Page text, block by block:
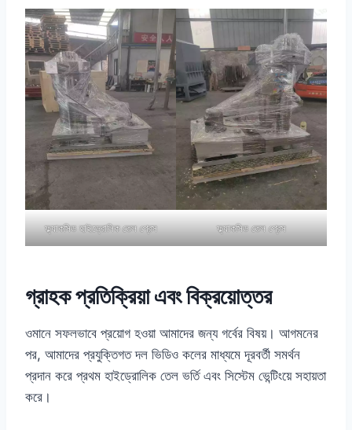
ফ্ল্যাকসিড হাইড্রোলিক তেল প্রেস ফ্ল্যাকসিড তেল প্রেস
গ্রাহক প্রতিক্রিয়া এবং বিক্রয়োত্তর
ওমানে সফলভাবে প্রয়োগ হওয়া আমাদের জন্য গর্বের বিষয়। আগমনের
পর, আমাদের প্রযুক্তিগত দল ভিডিও কলের মাধ্যমে দূরবর্তী সমর্থন
প্রদান করে প্রথম হাইড্রোলিক তেল ভর্তি এবং সিস্টেম ভেন্টিংয়ে সহায়তা
করে।